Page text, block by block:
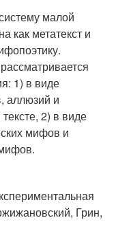
малой
как метатекст и
1) в виде
аллюзий и
2) в виде
мифов и
Грин,